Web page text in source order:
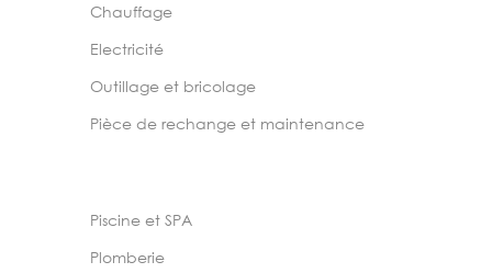
Chauffage
Electricité
Outillage et bricolage
Pièce de rechange et maintenance
Piscine et SPA
Plomberie